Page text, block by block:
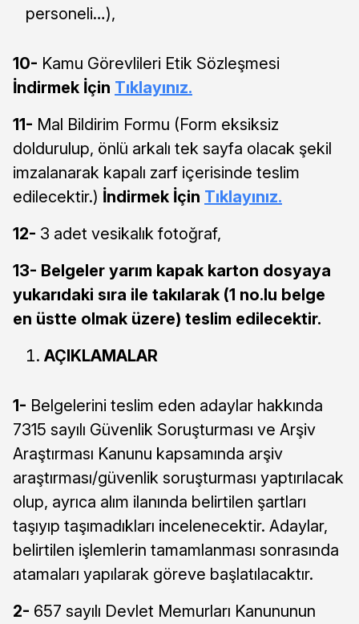
personeli…),
10- Kamu Görevlileri Etik Sözleşmesi
İndirmek İçin Tıklayınız.
11- Mal Bildirim Formu (Form eksiksiz
doldurulup, önlü arkalı tek sayfa olacak şekil
imzalanarak kapalı zarf içerisinde teslim
edilecektir.) İndirmek İçin Tıklayınız.
12- 3 adet vesikalık fotoğraf,
13- Belgeler yarım kapak karton dosyaya
yukarıdaki sıra ile takılarak (1 no.lu belge
en üstte olmak üzere) teslim edilecektir.
AÇIKLAMALAR
1- Belgelerini teslim eden adaylar hakkında
7315 sayılı Güvenlik Soruşturması ve Arşiv
Araştırması Kanunu kapsamında arşiv
araştırması/güvenlik soruşturması yaptırılacak
olup, ayrıca alım ilanında belirtilen şartları
taşıyıp taşımadıkları incelenecektir. Adaylar,
belirtilen işlemlerin tamamlanması sonrasında
atamaları yapılarak göreve başlatılacaktır.
2- 657 sayılı Devlet Memurları Kanununun